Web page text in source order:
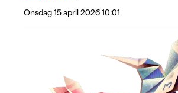
Onsdag 15 april 2026 10:01